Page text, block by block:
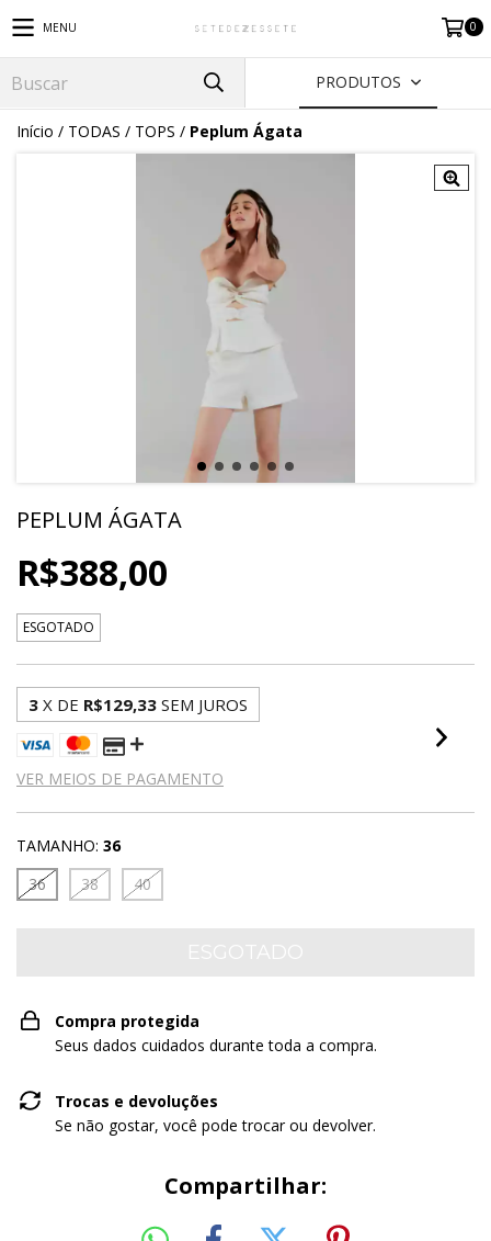
MENU 0
PRODUTOS
Início / TODAS / TOPS / Peplum Ágata
PEPLUM ÁGATA
R$388,00
ESGOTADO
3 X DE R$129,33 SEM JUROS
VER MEIOS DE PAGAMENTO
TAMANHO: 36
36
38 40
Compra protegida
Seus dados cuidados durante toda a compra.
Trocas e devoluções
Se não gostar, você pode trocar ou devolver.
Compartilhar: